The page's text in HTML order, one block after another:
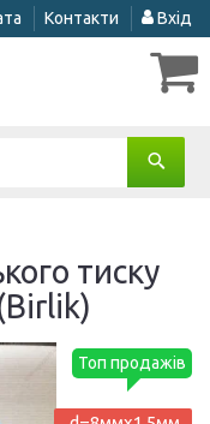
Контакти Вхід
тиску
Топ продажів